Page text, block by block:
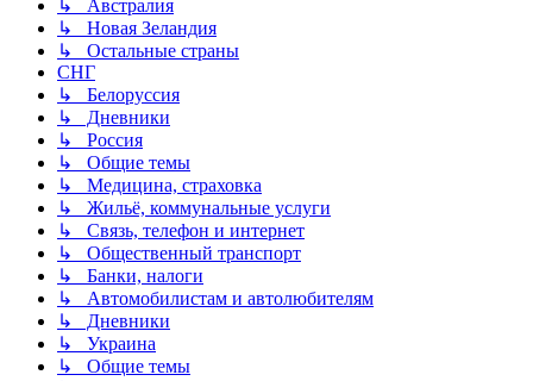
↳ Австралия
↳ Новая Зеландия
↳ Остальные страны
СНГ
↳ Белоруссия
↳ Дневники
↳ Россия
↳ Общие темы
↳ Медицина, страховка
↳ Жильё, коммунальные услуги
↳ Связь, телефон и интернет
↳ Общественный транспорт
↳ Банки, налоги
↳ Автомобилистам и автолюбителям
↳ Дневники
↳ Украина
↳ Общие темы